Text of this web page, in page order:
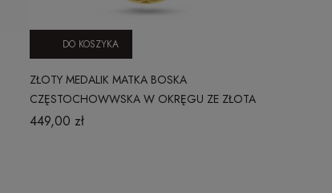
ZŁOTY MEDALIK MATKA BOSKA
CZĘSTOCHOWWSKA W OKRĘGU ZE ZŁOTA
585
449,00 zł
DO KOSZYKA